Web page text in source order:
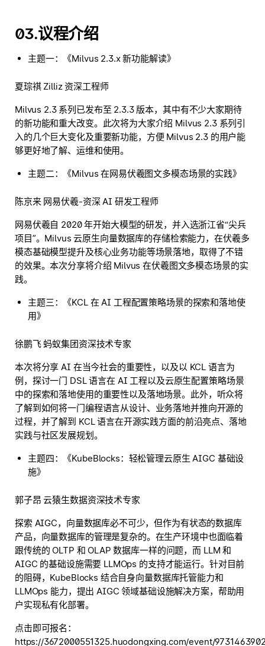
03.议程介绍
主题一：《Milvus 2.3.x 新功能解读》
夏琮祺 Zilliz 资深工程师
Milvus 2.3 系列已发布至 2.3.3 版本，其中有不少大家期待
的新功能和重大改变。此次将为大家介绍 Milvus 2.3 系列引
入的几个巨大变化及重要新功能，方便 Milvus 2.3 的用户能
够更好地了解、运维和使用。
主题二：《Milvus 在网易伏羲图文多模态场景的实践》
陈京来 网易伏羲-资深 AI 研发工程师
网易伏羲自 2020 年开始大模型的研发，并入选浙江省“尖兵
项目”。Milvus 云原生向量数据库的存储检索能力，在伏羲多
模态基础模型提升及核心业务功能等场景落地，取得了不错
的效果。本次分享将介绍 Milvus 在伏羲图文多模态场景的实
践。
主题三：《KCL 在 AI 工程配置策略场景的探索和落地使
用》
徐鹏飞 蚂蚁集团资深技术专家
本次将分享 AI 在当今社会的重要性，以及以 KCL 语言为
例，探讨一门 DSL 语言在 AI 工程以及云原生配置策略场景
中的探索和落地使用的重要性以及落地场景。此外，听众将
了解到如何将一门编程语言从设计、业务落地并推向开源的
过程，并了解到 KCL 语言在开源实践方面的前沿亮点、落地
实践与社区发展规划。
主题四：《KubeBlocks：轻松管理云原生 AIGC 基础设
施》
郭子昂 云猿生数据资深技术专家
探索 AIGC，向量数据库必不可少，但作为有状态的数据库
产品，向量数据库的管理是复杂的。在生产环境中也面临着
跟传统的 OLTP 和 OLAP 数据库一样的问题，而 LLM 和
AIGC 的基础设施需要 LLMOps 的支持才能运行。针对目前
的阻碍，KubeBlocks 结合自身向量数据库托管能力和
LLMOps 能力，提出 AIGC 领域基础设施解决方案，帮助用
户实现私有化部署。
点击即可报名：
https://3672000551325.huodongxing.com/event/